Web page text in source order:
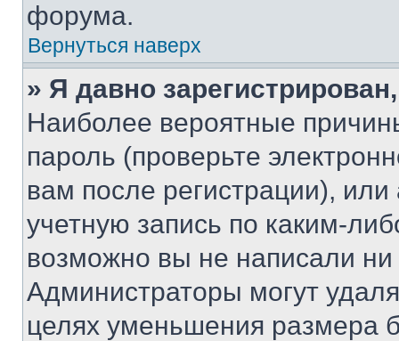
форума.
Вернуться наверх
» Я давно
Наиболее вероятные
пароль (проверьте
вам после регистрации),
учетную запись по каким-
возможно вы не написали
Администраторы могут
целях уменьшения размера